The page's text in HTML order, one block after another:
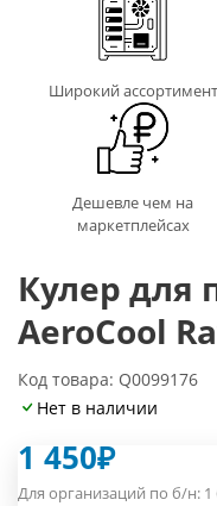
Широкий ассортимент
Дешевле чем на
маркетплейсах
Кулер для
AeroCool
Код товара: Q0099176
Нет в наличии
1 450₽
Для организаций по б/н: 1